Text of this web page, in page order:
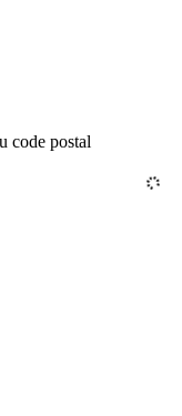
code postal